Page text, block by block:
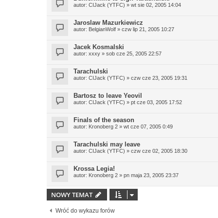
autor: CIJack (YTFC) » wt sie 02, 2005 14:04
Jaroslaw Mazurkiewicz
autor: BelgianWolf » czw lip 21, 2005 10:27
Jacek Kosmalski
autor: xxxy » sob cze 25, 2005 22:57
Tarachulski
autor: CIJack (YTFC) » czw cze 23, 2005 19:31
Bartosz to leave Yeovil
autor: CIJack (YTFC) » pt cze 03, 2005 17:52
Finals of the season
autor: Kronoberg 2 » wt cze 07, 2005 0:49
Tarachulski may leave
autor: CIJack (YTFC) » czw cze 02, 2005 18:30
Krossa Legia!
autor: Kronoberg 2 » pn maja 23, 2005 23:37
NOWY TEMAT
Wróć do wykazu forów